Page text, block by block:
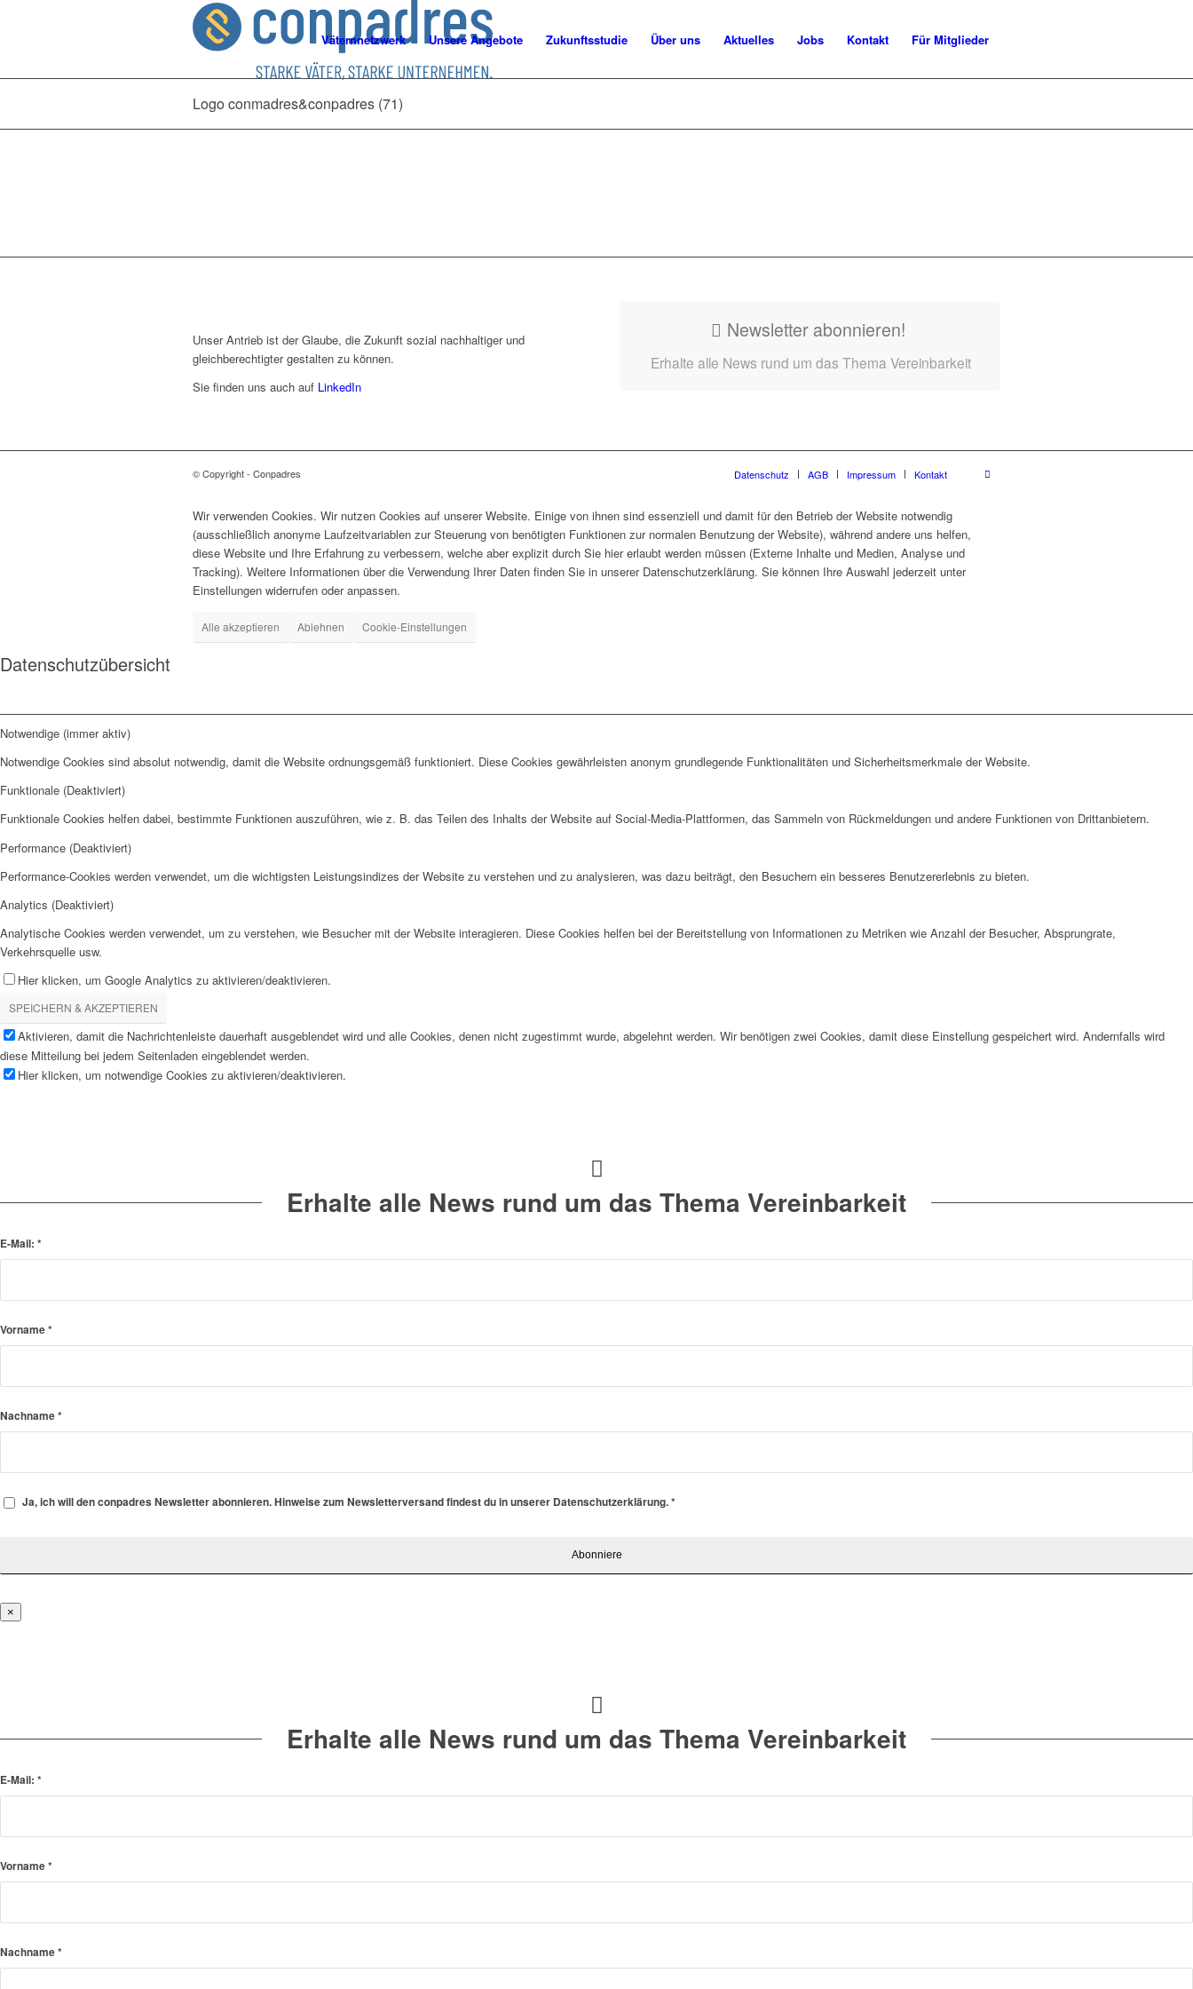
Väternnetzwerk Unsere Angebote Zukunftsstudie Über uns Aktuelles Jobs Kontakt Für Mitglieder
Logo conmadres&conpadres (71)
Unser Antrieb ist der Glaube, die Zukunft sozial nachhaltiger und
gleichberechtigter gestalten zu können.
Sie finden uns auch auf LinkedIn
Newsletter abonnieren!
Erhalte alle News rund um das Thema Vereinbarkeit
© Copyright - Conpadres Datenschutz AGB Impressum Kontakt
Wir verwenden Cookies. Wir nutzen Cookies auf unserer Website. Einige von ihnen sind essenziell und damit für den Betrieb der Website notwendig
(ausschließlich anonyme Laufzeitvariablen zur Steuerung von benötigten Funktionen zur normalen Benutzung der Website), während andere uns helfen,
diese Website und Ihre Erfahrung zu verbessern, welche aber explizit durch Sie hier erlaubt werden müssen (Externe Inhalte und Medien, Analyse und
Tracking). Weitere Informationen über die Verwendung Ihrer Daten finden Sie in unserer Datenschutzerklärung. Sie können Ihre Auswahl jederzeit unter
Einstellungen widerrufen oder anpassen.
Alle akzeptieren Ablehnen Cookie-Einstellungen
Datenschutzübersicht
Notwendige (immer aktiv)
Notwendige Cookies sind absolut notwendig, damit die Website ordnungsgemäß funktioniert. Diese Cookies gewährleisten anonym grundlegende Funktionalitäten und Sicherheitsmerkmale der Website.
Funktionale (Deaktiviert)
Funktionale Cookies helfen dabei, bestimmte Funktionen auszuführen, wie z. B. das Teilen des Inhalts der Website auf Social-Media-Plattformen, das Sammeln von Rückmeldungen und andere Funktionen von Drittanbietern.
Performance (Deaktiviert)
Performance-Cookies werden verwendet, um die wichtigsten Leistungsindizes der Website zu verstehen und zu analysieren, was dazu beiträgt, den Besuchern ein besseres Benutzererlebnis zu bieten.
Analytics (Deaktiviert)
Analytische Cookies werden verwendet, um zu verstehen, wie Besucher mit der Website interagieren. Diese Cookies helfen bei der Bereitstellung von Informationen zu Metriken wie Anzahl der Besucher, Absprungrate,
Verkehrsquelle usw.
Hier klicken, um Google Analytics zu aktivieren/deaktivieren.
SPEICHERN & AKZEPTIEREN
Aktivieren, damit die Nachrichtenleiste dauerhaft ausgeblendet wird und alle Cookies, denen nicht zugestimmt wurde, abgelehnt werden. Wir benötigen zwei Cookies, damit diese Einstellung gespeichert wird. Andernfalls wird
diese Mitteilung bei jedem Seitenladen eingeblendet werden.
Hier klicken, um notwendige Cookies zu aktivieren/deaktivieren.
Erhalte alle News rund um das Thema Vereinbarkeit
E-Mail: *
Vorname*
Nachname*
Ja, ich will den conpadres Newsletter abonnieren. Hinweise zum Newsletterversand findest du in unserer Datenschutzerklärung.*
×
Erhalte alle News rund um das Thema Vereinbarkeit
E-Mail: *
Vorname*
Nachname*